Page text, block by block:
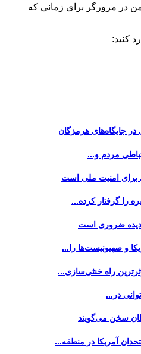
در مرورگر برای زمانی که
کنید:
جایگاه‌های هرمزگان
مردم و...
برای امنیت ملی است
را گرفتار کرده...
ضروری است
و صهیونیست‌ها را...
راه خنثی‌سازی...
در...
سخن می‌گویند
آمریکا در منطقه...